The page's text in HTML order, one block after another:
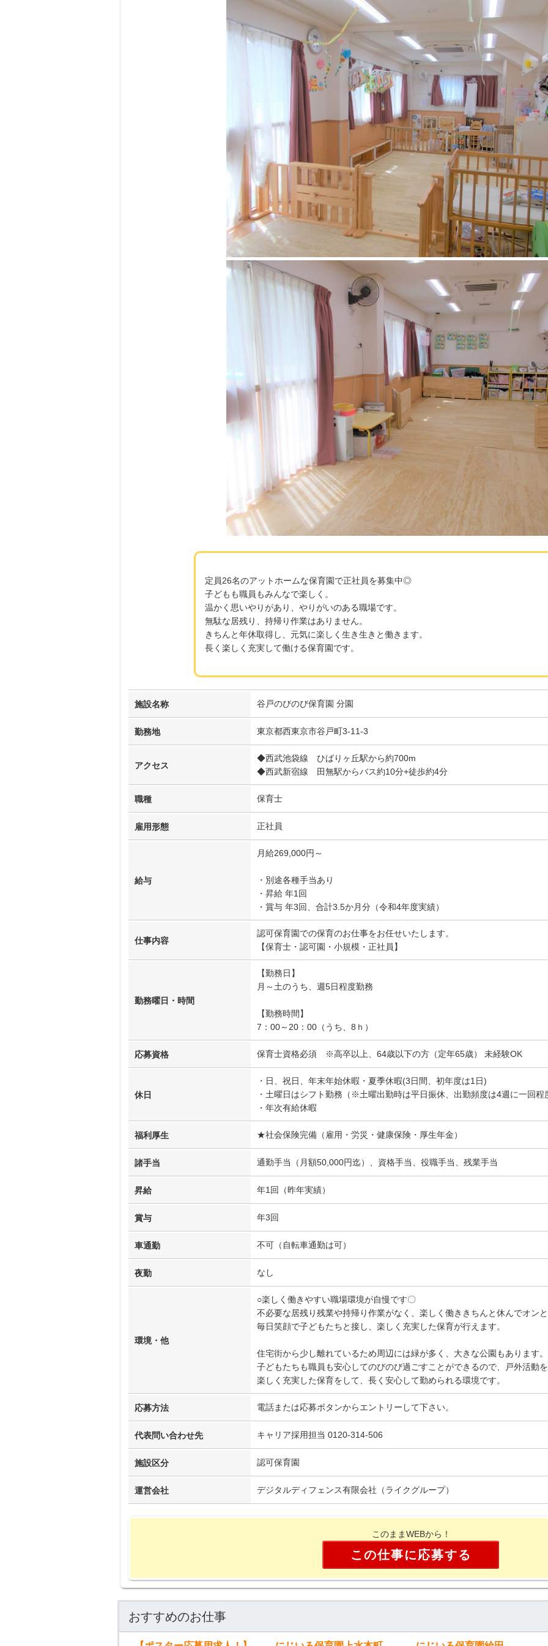
定員26名のアットホームな保育園で正社員を募集中◎
子どもも職員もみんなで楽しく。
温かく思いやりがあり、やりがいのある職場です。
無駄な居残り、持帰り作業はありません。
きちんと年休取得し、元気に楽しく生き生きと働きます。
長く楽しく充実して働ける保育園です。
施設名称 谷戸のびのび保育園 分園
勤務地 東京都西東京市谷戸町3-11-3
アクセス
◆西武池袋線 ひばりヶ丘駅から約700m
◆西武新宿線 田無駅からバス約10分+徒歩約4分
職種 保育士
雇用形態 正社員
給与
月給269,000円～
・別途各種手当あり
・昇給 年1回
・賞与 年3回、合計3.5か月分（令和4年度実績）
仕事内容
認可保育園での保育のお仕事をお任せいたします。
【保育士・認可園・小規模・正社員】
勤務曜日・時間
【勤務日】
月～土のうち、週5日程度勤務
【勤務時間】
7：00～20：00（うち、8ｈ）
応募資格 保育士資格必須 ※高卒以上、64歳以下の方（定年65歳） 未経験OK
休日
・日、祝日、年末年始休暇・夏季休暇(3日間、初年度は1日)
・土曜日はシフト勤務（※土曜出勤時は平日振休、出勤頻度は4週に一回程
・年次有給休暇
福利厚生 ★社会保険完備（雇用・労災・健康保険・厚生年金）
諸手当 通勤手当（月額50,000円迄）、資格手当、役職手当、残業手当
昇給 年1回（昨年実績）
賞与 年3回
車通勤 不可（自転車通勤は可）
夜勤 なし
環境・他
○楽しく働きやすい職場環境が自慢です〇
不必要な居残り残業や持帰り作業がなく、楽しく働ききちんと休んでオン
毎日笑顔で子どもたちと接し、楽しく充実した保育が行えます。
住宅街から少し離れているため周辺には緑が多く、大きな公園もあります。
子どもたちも職員も安心してのびのび過ごすことができるので、戸外活動
楽しく充実した保育をして、長く安心して勤められる環境です。
応募方法 電話または応募ボタンからエントリーして下さい。
代表問い合わせ先 キャリア採用担当 0120-314-506
施設区分 認可保育園
運営会社 デジタルディフェンス有限会社（ライクグループ）
このままWEBから！
この仕事に応募する
おすすめのお仕事